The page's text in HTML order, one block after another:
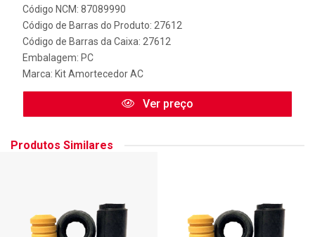
Código NCM: 87089990
Código de Barras do Produto: 27612
Código de Barras da Caixa: 27612
Embalagem: PC
Marca: Kit Amortecedor AC
Ver preço
Produtos Similares